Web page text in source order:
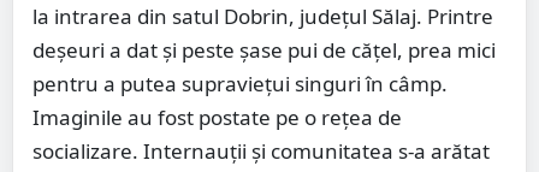
la intrarea din satul Dobrin, județul Sălaj. Printre
deșeuri a dat și peste șase pui de cățel, prea mici
pentru a putea supraviețui singuri în câmp.
Imaginile au fost postate pe o rețea de
socializare. Internauții și comunitatea s-a arătat